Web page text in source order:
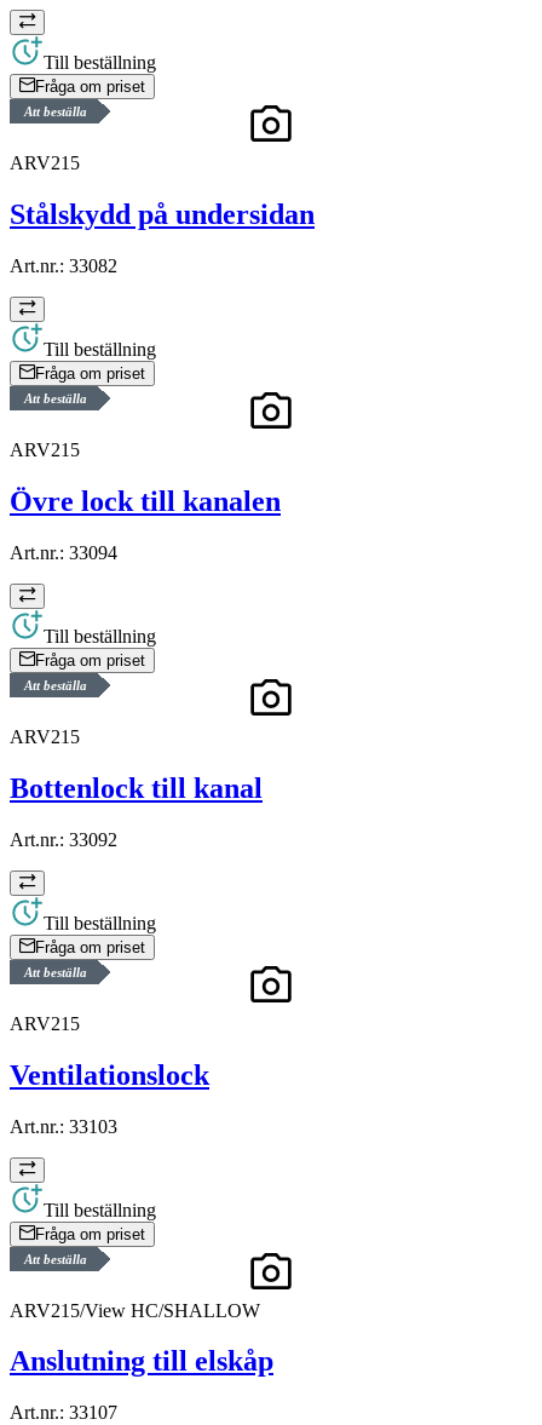
Till beställning
Fråga om priset
Att beställa
ARV215
Stålskydd på undersidan
Art.nr.: 33082
Till beställning
Fråga om priset
Att beställa
ARV215
Övre lock till kanalen
Art.nr.: 33094
Till beställning
Fråga om priset
Att beställa
ARV215
Bottenlock till kanal
Art.nr.: 33092
Till beställning
Fråga om priset
Att beställa
ARV215
Ventilationslock
Art.nr.: 33103
Till beställning
Fråga om priset
Att beställa
ARV215/View HC/SHALLOW
Anslutning till elskåp
Art.nr.: 33107